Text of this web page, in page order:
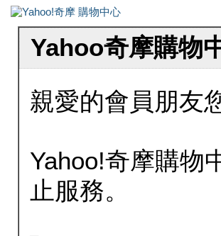
Yahoo奇摩購物
親愛的會員朋友
Yahoo!奇摩購物
止服務。